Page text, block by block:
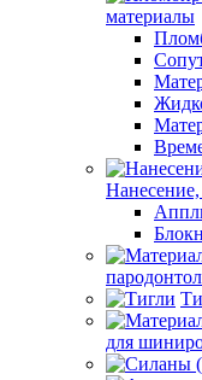
материалы
для